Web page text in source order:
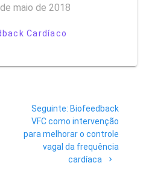
maio de 2018
Cardíaco
Seguinte: Post
seguinte:
Biofeedback
VFC como intervenção
para melhorar o controle
vagal da frequência
cardíaca